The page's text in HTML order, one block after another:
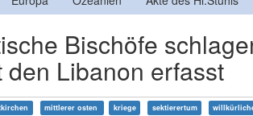
Bischöfe
Libanon erfasst
mittlerer osten kriege sektierertum